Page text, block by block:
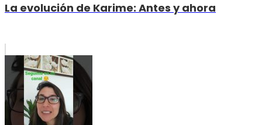
La evolución de Karime: Antes y ahora